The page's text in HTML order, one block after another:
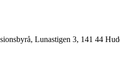
Lunastigen 3, 141 44